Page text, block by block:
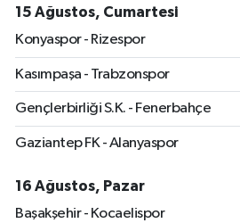
15 Ağustos, Cumartesi
Konyaspor - Rizespor
Kasımpaşa - Trabzonspor
Gençlerbirliği S.K. - Fenerbahçe
Gaziantep FK - Alanyaspor
16 Ağustos, Pazar
Başakşehir - Kocaelispor